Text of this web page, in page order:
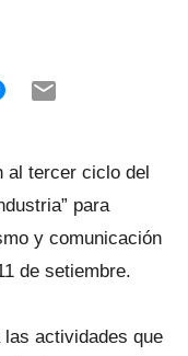
al tercer ciclo del
para
y comunicación
de setiembre.
actividades que